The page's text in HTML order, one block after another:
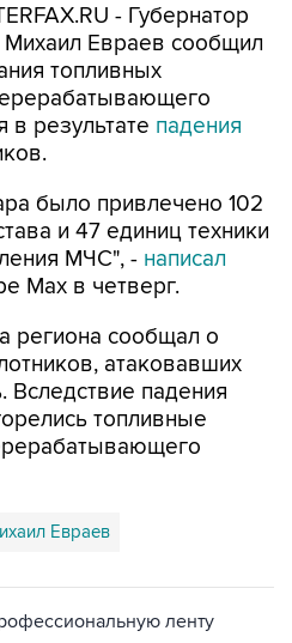
- Губернатор
Михаил Евраев сообщил
топливных
в результате падения
было привлечено 102
и 47 единиц техники
МЧС", - написал
Мах в четверг.
региона сообщал о
атаковавших
Вследствие падения
топливные
Евраев
ленту